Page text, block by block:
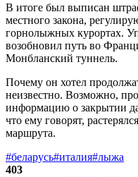
В итоге был выписан
местного закона,
горнолыжных курортах.
возобновил путь во
Монбланский туннель.
Почему он хотел
неизвестно. Возможно,
информацию о закрытии
что ему говорят,
маршрута.
#беларусь#италия#лыжа
403